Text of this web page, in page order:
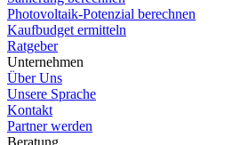
Photovoltaik-Potenzial berechnen
Kaufbudget ermitteln
Ratgeber
Unternehmen
Über Uns
Unsere Sprache
Kontakt
Partner werden